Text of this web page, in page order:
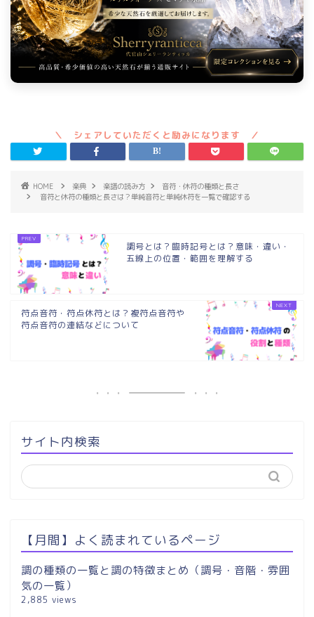
HOME 楽典 楽譜の読み方
音符・休符の種類と長さ
音符と休符の種類と長さは？単純音符と単純休符を一覧で確認する
調号とは？臨時記号とは？意味・違い・
五線上の位置・範囲を理解する
符点音符・符点休符とは？複符点音符や
符点音符の連結などについて
サイト内検索
【月間】よく読まれているページ
調の種類の一覧と調の特徴まとめ（調号・音階・雰囲
気の一覧）
2,885 views